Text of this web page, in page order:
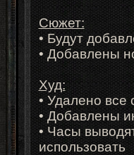
Сюжет:
• Будут
• Добавлены
Худ:
• Удалено все
• Добавлены
• Часы
использовать